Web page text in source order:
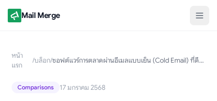
Mail Merge
หน้า
แรก
/บล็อก/ ซอฟต์แวร์การตลาดผ่านอีเมลแบบเย็น (Cold Email) ที่ดีที่สุด
Comparisons 17 มกราคม 2568